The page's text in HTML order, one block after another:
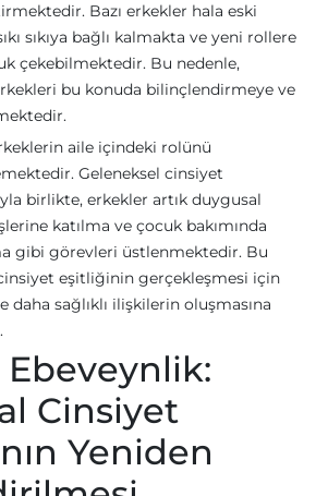
Bazı erkekler hala eski
sıkıya bağlı kalmakta ve yeni rollere
çekebilmektedir. Bu nedenle,
bu konuda bilinçlendirmeye ve
aile içindeki rolünü
Geleneksel cinsiyet
birlikte, erkekler artık duygusal
katılma ve çocuk bakımında
gibi görevleri üstlenmektedir. Bu
eşitliğinin gerçekleşmesi için
sağlıklı ilişkilerin oluşmasına
Cinsiyet
Yeniden